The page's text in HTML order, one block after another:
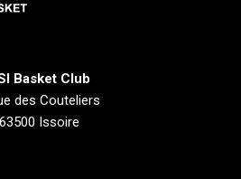
Basket Club
des Couteliers
63500 Issoire